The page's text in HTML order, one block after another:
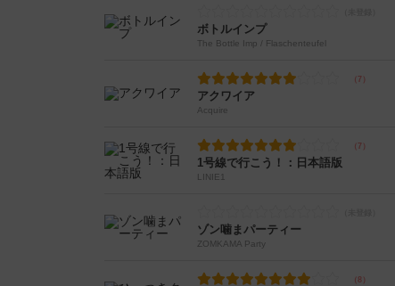
ボトルインプ
The Bottle Imp / Flaschenteufel
アクワイア
Acquire
1号線で行こう！：日本語版
LINIE1
ゾン噛まパーティー
ZOMKAMA Party